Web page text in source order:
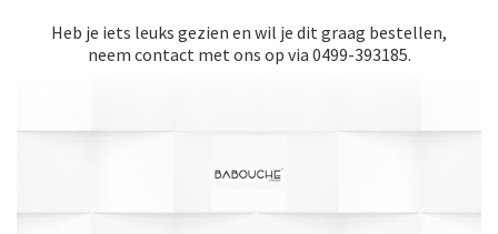
Heb je iets leuks gezien en wil je dit graag bestellen,
neem contact met ons op via 0499-393185.